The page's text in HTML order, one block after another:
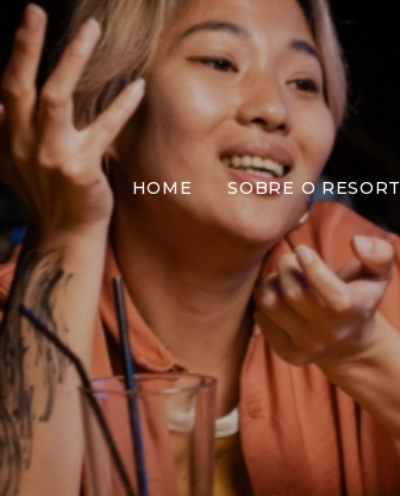
HOME SOBRE O RESORT